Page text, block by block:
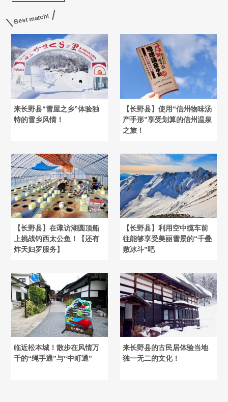
Best match!
来长野县“雪屋之乡”体验独
特的雪乡风情！
【长野县】使用“信州物味汤
产手形”享受划算的信州温泉
之旅！
【长野县】在诹访湖圆顶船
上挑战钓西太公鱼！【还有
炸天妇罗服务】
【长野县】利用空中缆车前
往能够享受美丽雪景的“千叠
敷冰斗”吧
临近松本城！散步在风情万
千的“绳手通”与“中町通”
来长野县的古民居体验当地
独一无二的文化！